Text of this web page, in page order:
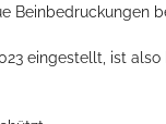
Beinbedruckungen
eingestellt, ist also